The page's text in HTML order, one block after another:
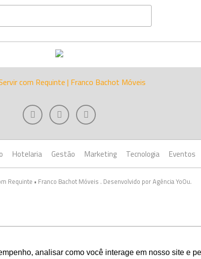
analisar como você interage em nosso site e
Hotelaria Gestão Marketing Tecnologia Eventos
Requinte • Franco Bachot Móveis . Desenvolvido por Agência YoOu.